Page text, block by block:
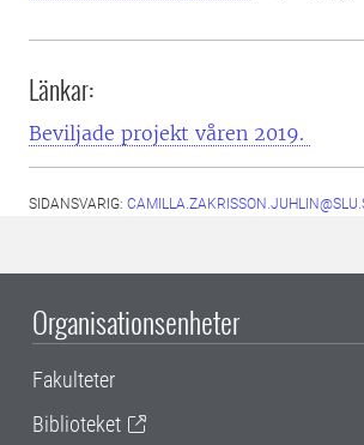
Länkar:
Beviljade projekt våren 2019.
SIDANSVARIG:
Organisationsenheter
Fakulteter
Biblioteket